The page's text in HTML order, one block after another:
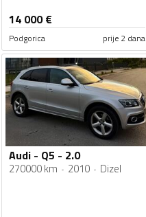
14 000€
Podgorica prije 2 dana
Audi - Q5 - 2.0
270000 km 2010 Dizel